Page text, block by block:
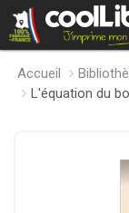
Accueil
L'équation du